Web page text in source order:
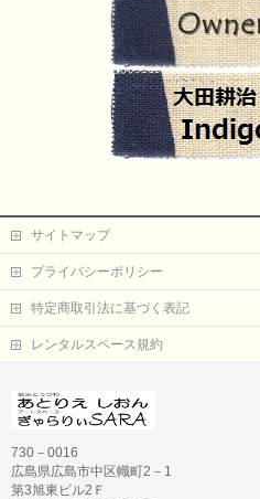
サイトマップ
プライバシーポリシー
特定商取引法に基づく表記
レンタルスペース規約
730－0016
広島県広島市中区幟町2－1
第3旭東ビル2Ｆ